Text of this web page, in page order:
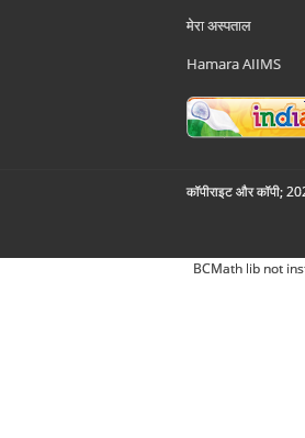
मेरा अस्पताल
Hamara AIIMS
कॉपीराइट और कॉपी;
BCMath lib not